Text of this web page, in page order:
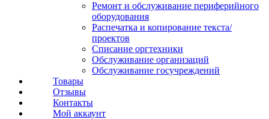
Ремонт и обслуживание периферийного
оборудования
Распечатка и копирование текста/
проектов
Списание оргтехники
Обслуживание организаций
Обслуживание госучреждений
Товары
Отзывы
Контакты
Мой аккаунт